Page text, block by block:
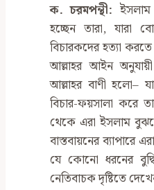
ক. চরমপন্থী:
হচ্ছেন তারা, যারা
বিচারকদের হত্যা
আল্লাহর আইন
আল্লাহর বাণী হলো–
বিচার-ফয়সালা করে
থেকে এরা ইসলাম
বাস্তবায়নের ব্যাপারে
যে কোনো ধরনের
নেতিবাচক দৃষ্টিতে